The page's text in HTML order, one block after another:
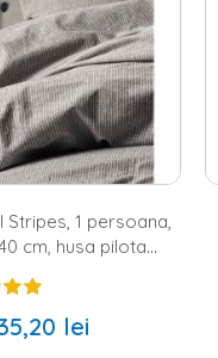
1 persoana,
cm, husa pilota
sistem inchidere
alb lei